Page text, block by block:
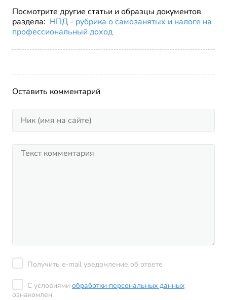
Посмотрите другие статьи и образцы документов
раздела: НПД - рубрика о самозанятых и налоге на
профессиональный доход
Оставить комментарий
Получить e-mail уведомление об ответе
С условиями обработки персональных данных
ознакомлен